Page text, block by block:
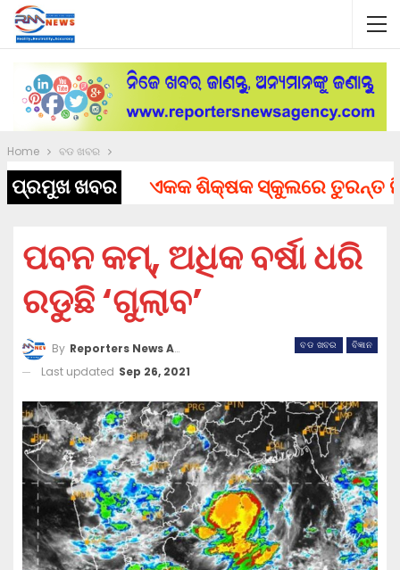
Home ବଡ ଖବର
ପ୍ରମୁଖ ଖବରଏକକ ଶିକ୍ଷକ ସ୍କୁଲରେ ତୁରନ୍ତ
ପବନ କମ୍, ଅଧିକ ବର୍ଷା ଧରି
ରଡୁଛି ‘ଗୁଲାବ’
ବଡ ଖବର ବିଜ୍ଞାନ
By Reporters News Agency
Last updated Sep 26, 2021